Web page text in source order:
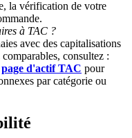
USDT
Bonus
la vérification de votre
à TAC ?
avec des capitalisations
consultez :
page d'actif TAC pour
par catégorie ou